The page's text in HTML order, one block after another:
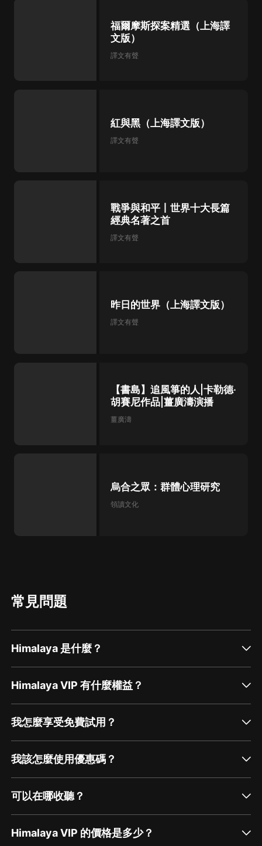
福爾摩斯探案精選（上海譯
文版）
譯文有聲
紅與黑（上海譯文版）
譯文有聲
戰爭與和平丨世界十大長篇
經典名著之首
譯文有聲
昨日的世界（上海譯文版）
譯文有聲
【書島】追風箏的人|卡勒德·
胡賽尼作品|薑廣濤演播
薑廣濤
烏合之眾：群體心理研究
領讀文化
常見問題
Himalaya 是什麼？
Himalaya VIP 有什麼權益？
我怎麼享受免費試用？
我該怎麼使用優惠碼？
可以在哪收聽？
Himalaya VIP 的價格是多少？